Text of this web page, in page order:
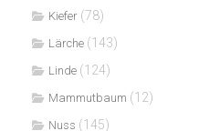
Kiefer (78)
Lärche (143)
Linde (124)
Mammutbaum (12)
Nuss (145)